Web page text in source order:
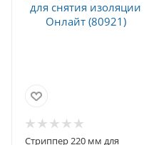
Стриппер 220 мм для